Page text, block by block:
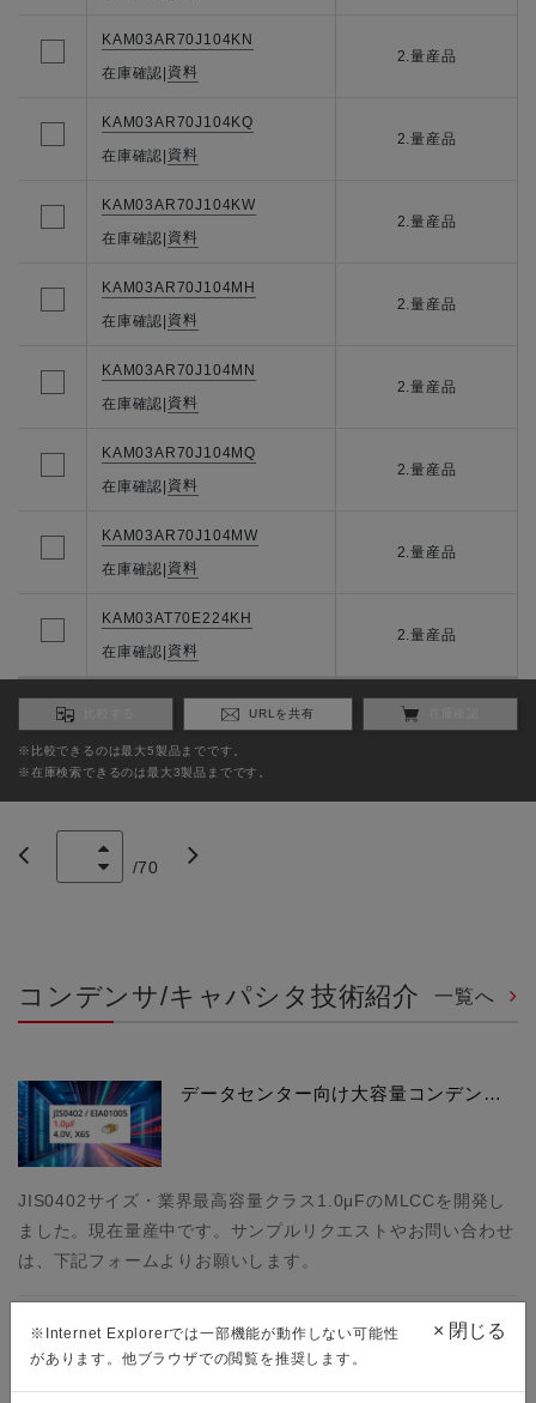
※Internet Explorerでは一部機能が動作しない可能性
があります。他ブラウザでの閲覧を推奨します。
× 閉じる
KAM03AR70J104KN
在庫確認| 資料
2.量産品
KAM03AR70J104KQ
在庫確認| 資料
2.量産品
KAM03AR70J104KW
在庫確認| 資料
2.量産品
KAM03AR70J104MH
在庫確認| 資料
2.量産品
KAM03AR70J104MN
在庫確認| 資料
2.量産品
KAM03AR70J104MQ
在庫確認| 資料
2.量産品
KAM03AR70J104MW
在庫確認| 資料
2.量産品
KAM03AT70E224KH
在庫確認| 資料
2.量産品
URLを共有
※比較できるのは最大5製品までです。
※在庫検索できるのは最大3製品までです。
/70
コンデンサ/キャパシタ技術紹介 一覧へ
データセンター向け大容量コンデン…
JIS0402サイズ・業界最高容量クラス1.0μFのMLCCを開発し
ました。現在量産中です。サンプルリクエストやお問い合わせ
は、下記フォームよりお願いします。
MLCC開発者×漆塗りの匠